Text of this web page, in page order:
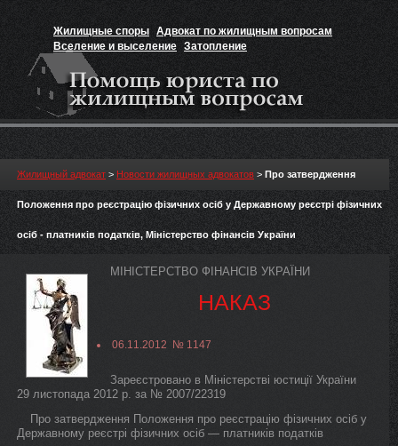
Жилищные споры Адвокат по жилищным вопросам
Вселение и выселение Затопление
Признание прав на жильё
Жилищный адвокат > Новости жилищных адвокатов > Про затвердження
Положення про реєстрацію фізичних осіб у Державному реєстрі фізичних
осіб - платників податків, Міністерство фінансів України
МІНІСТЕРСТВО ФІНАНСІВ УКРАЇНИ
НАКАЗ
06.11.2012 № 1147
Зареєстровано в Міністерстві юстиції України
29 листопада 2012 р. за № 2007/22319
Про затвердження Положення про реєстрацію фізичних осіб у
Державному реєстрі фізичних осіб — платників податків